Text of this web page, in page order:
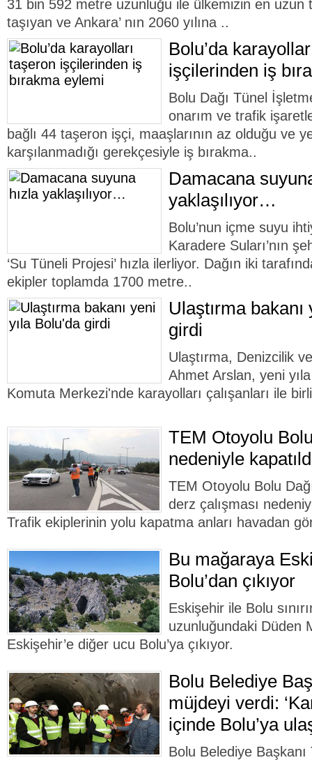
31 bin 592 metre uzunluğu ile ülkemizin en uzun
taşıyan ve Ankara’ nın 2060 yılına ..
Bolu’da
işçilerinden iş
Bolu Dağı Tünel
onarım ve trafik
bağlı 44 taşeron işçi, maaşlarının az olduğu ve
karşılanmadığı gerekçesiyle iş bırakma..
Damacana
yaklaşılıyor…
Bolu’nun içme suyu
Karadere Suları’nın
‘Su Tüneli Projesi’ hızla ilerliyor. Dağın iki
ekipler toplamda 1700 metre..
Ulaştırma
girdi
Ulaştırma, Denizcilik
Ahmet Arslan, yeni
Komuta Merkezi'nde karayolları çalışanları ile
TEM Otoyolu
nedeniyle
TEM Otoyolu Bolu
derz çalışması
Trafik ekiplerinin yolu kapatma anları havadan
Bu mağaraya
Bolu’dan çıkıyor
Eskişehir ile Bolu
uzunluğundaki Düden
Eskişehir’e diğer ucu Bolu’ya çıkıyor.
Bolu Belediye
müjdeyi verdi:
içinde Bolu’ya
Bolu Belediye